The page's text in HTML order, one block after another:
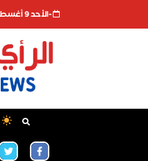
-اﻷحد 9 أغسطس, 2026